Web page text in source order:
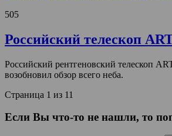
505
Российский телескоп
Российский рентгеновский телескоп
возобновил обзор всего неба.
Страница 1 из 11
Если Вы что-то не нашли, то